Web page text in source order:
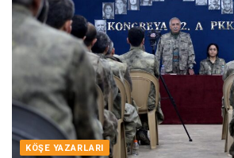
KÖŞE YAZARLARI